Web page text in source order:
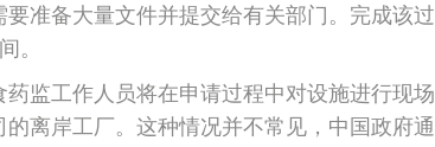
准备大量文件并提交给有关部门。完成该过
。
监工作人员将在申请过程中对设施进行现场
离岸工厂。这种情况并不常见，中国政府通